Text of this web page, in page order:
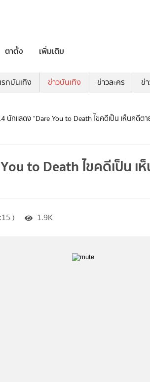
ตาตั้ง เพิ่มเติม
รกบันเทิง ข่าวบันเทิง ข่าวละคร ข่
นักแสดง "Dare You to Death ไขคดีเป็น เห็นคดี
to Death ไขคดีเป็น
) 1.9K